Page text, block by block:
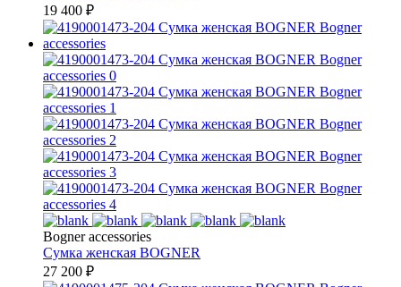
19 400 ₽
Bogner accessories
Сумка женская BOGNER
27 200 ₽